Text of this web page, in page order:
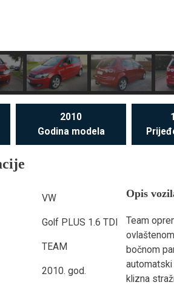
2010
Godina modela
VW
Golf PLUS 1.6 TDI
TEAM
2010. god.
Opis
Team
bočnom
automatski
klizna